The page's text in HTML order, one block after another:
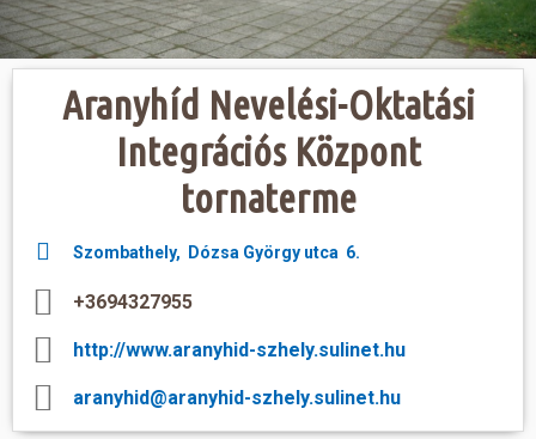
Hasznos
Aranyhíd Nevelési-Oktatási
Integrációs Központ
tornaterme
Szombathely, Dózsa György utca 6.
+3694327955
http://www.aranyhid-szhely.sulinet.hu
aranyhid@aranyhid-szhely.sulinet.hu